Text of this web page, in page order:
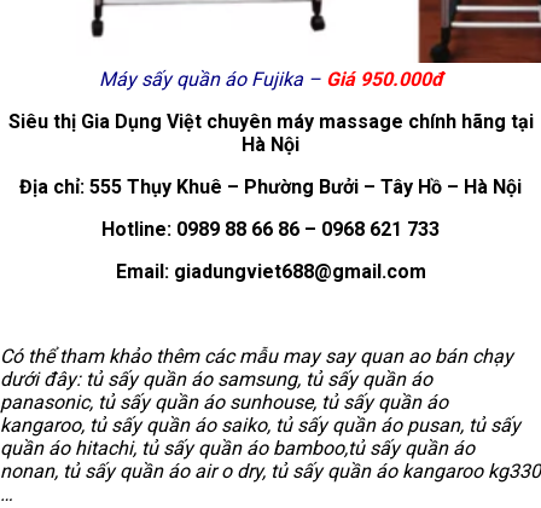
Máy sấy quần áo Fujika – Giá 950.000đ
Siêu thị Gia Dụng Việt chuyên máy massage chính hãng tại
Hà Nội
Địa chỉ: 555 Thụy Khuê – Phường Bưởi – Tây Hồ – Hà Nội
Hotline: 0989 88 66 86 – 0968 621 733
Email: giadungviet688@gmail.com
Có thể tham khảo thêm các mẫu may say quan ao bán chạy
dưới đây: tủ sấy quần áo samsung, tủ sấy quần áo
panasonic, tủ sấy quần áo sunhouse, tủ sấy quần áo
kangaroo, tủ sấy quần áo saiko, tủ sấy quần áo pusan, tủ sấy
quần áo hitachi, tủ sấy quần áo bamboo,tủ sấy quần áo
nonan, tủ sấy quần áo air o dry, tủ sấy quần áo kangaroo kg330
…